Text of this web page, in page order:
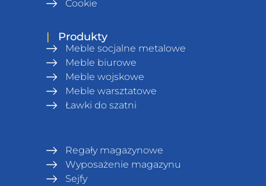
Сookie
| Produkty
Meble socjalne metalowe
Meble biurowe
Meble wojskowe
Meble warsztatowe
Ławki do szatni
Regały magazynowe
Wyposażenie magazynu
Sejfy